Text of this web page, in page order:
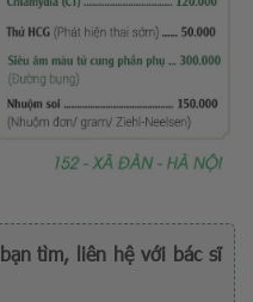
tìm, liên hệ với bác sĩ